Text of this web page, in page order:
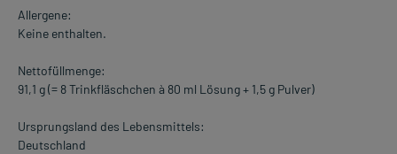
Allergene:
Keine enthalten.
Nettofüllmenge:
91,1 g (= 8 Trinkfläschchen à 80 ml Lösung + 1,5 g Pulver)
Ursprungsland des Lebensmittels:
Deutschland